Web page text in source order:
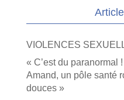
VIOLENCES
« C’est du paranormal
Amand, un pôle santé
douces »